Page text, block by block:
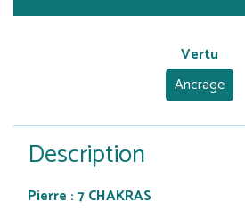
Vertu
Ancrage
Description
Pierre : 7 CHAKRAS